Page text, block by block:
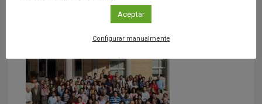
Contenido relacionado
Aceptar
Configurar manualmente